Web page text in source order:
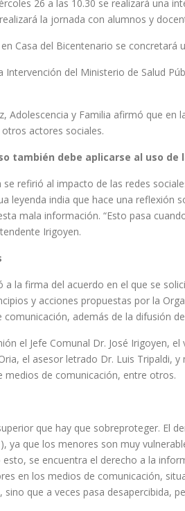
26 a las 10.30 se realizará una
la jornada con alumnos y
Casa del Bicentenario se
Intervención del Ministerio de Salud
Adolescencia y Familia afirmó que
actores sociales.
también debe aplicarse al uso de
refirió al impacto de las redes
leyenda india que hace una
mala información. “Esto pasa
Irigoyen.
a la firma del acuerdo en el que se
y acciones propuestas por la
además de la difusión
el Jefe Comunal Dr. José Irigoyen,
el asesor letrado Dr. Luis
medios de comunicación, entre otros.
que hay que sobreproteger. El
ya que los menores son muy
se encuentra el derecho a la
en los medios de comunicación,
sino que a veces pasa desapercibida,